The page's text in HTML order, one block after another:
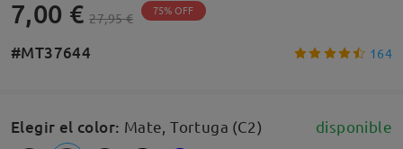
7,00 € 27,95 € 75% OFF
#MT37644 164
Elegir el color: Mate, Tortuga (C2) disponible